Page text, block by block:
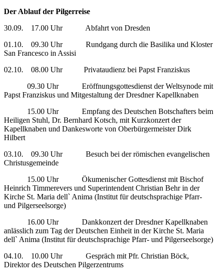
Der Ablauf der Pilgerreise
30.09. 17.00 Uhr Abfahrt von Dresden
01.10. 09.30 Uhr Rundgang durch die Basilika und Kloster
San Francesco in Assisi
02.10. 08.00 Uhr Privataudienz bei Papst Franziskus
09.30 Uhr Eröffnungsgottesdienst der Weltsynode mit
Papst Franziskus und Mitgestaltung der Dresdner Kapellknaben
15.00 Uhr Empfang des Deutschen Botschafters beim
Heiligen Stuhl, Dr. Bernhard Kotsch, mit Kurzkonzert der
Kapellknaben und Dankesworte von Oberbürgermeister Dirk
Hilbert
03.10. 09.30 Uhr Besuch bei der römischen evangelischen
Christusgemeinde
15.00 Uhr Ökumenischer Gottesdienst mit Bischof
Heinrich Timmerevers und Superintendent Christian Behr in der
Kirche St. Maria dell` Anima (Institut für deutschsprachige Pfarr-
und Pilgerseelsorge)
16.00 Uhr Dankkonzert der Dresdner Kapellknaben
anlässlich zum Tag der Deutschen Einheit in der Kirche St. Maria
dell` Anima (Institut für deutschsprachige Pfarr- und Pilgerseelsorge)
04.10. 10.00 Uhr Gespräch mit Pfr. Christian Böck,
Direktor des Deutschen Pilgerzentrums